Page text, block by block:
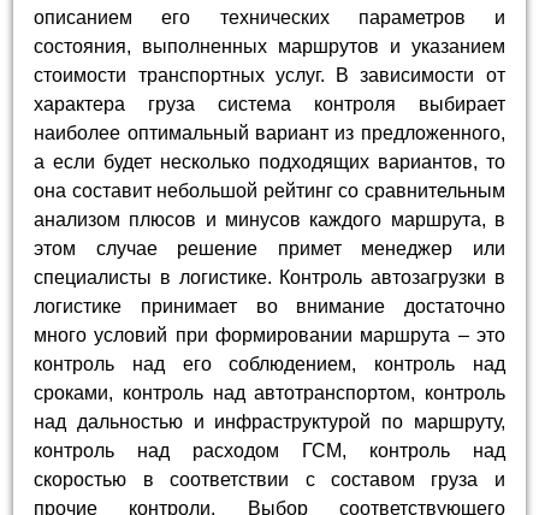
описанием его технических параметров и
состояния, выполненных маршрутов и указанием
стоимости транспортных услуг. В зависимости от
характера груза система контроля выбирает
наиболее оптимальный вариант из предложенного,
а если будет несколько подходящих вариантов, то
она составит небольшой рейтинг со сравнительным
анализом плюсов и минусов каждого маршрута, в
этом случае решение примет менеджер или
специалисты в логистике. Контроль автозагрузки в
логистике принимает во внимание достаточно
много условий при формировании маршрута – это
контроль над его соблюдением, контроль над
сроками, контроль над автотранспортом, контроль
над дальностью и инфраструктурой по маршруту,
контроль над расходом ГСМ, контроль над
скоростью в соответствии с составом груза и
прочие контроли. Выбор соответствующего